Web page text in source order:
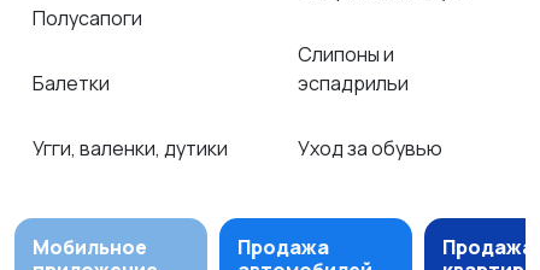
Полусапоги
Балетки
Угги, валенки, дутики
Слипоны и
эспадрильи
Уход за обувью
Мобильное
Продажа
Продажа